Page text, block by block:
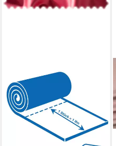
Stoff AKTION Baumwoll Satin
Möbelstoff Ron Rosarot in
Seidenoptik, Polsterstoff
Meterware - Breite:140 cm
19,90 €
(14,21 €/ 1 qm)
lieferbar - in 3-4 Werktagen bei dir